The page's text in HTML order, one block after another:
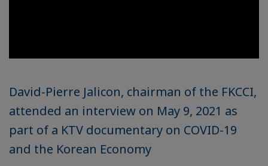
David-Pierre Jalicon, chairman of the FKCCI,
attended an interview on May 9, 2021 as
part of a KTV documentary on COVID-19
and the Korean Economy